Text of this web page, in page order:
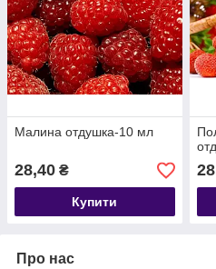
Малина отдушка-10 мл
28,40 ₴
Купити
Про нас